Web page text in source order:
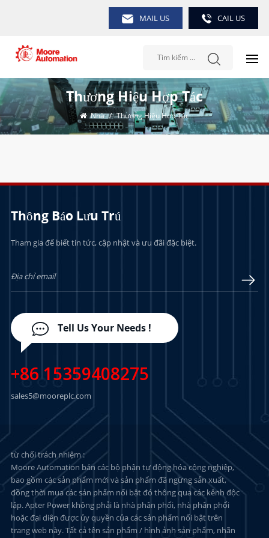
MAIL US CAIL US
Thương Hiệu Hợp Tác
Nhà / Thương Hiệu Hợp Tác
Thông Báo Lưu Trú
Tham gia để biết tin tức, cập nhật và ưu đãi đặc biệt.
Tell Us Your Needs !
+86 15359408275
sales5@mooreplc.com
từ chối trách nhiệm :
Moore Automation bán các bộ phận tự động hóa công nghiệp,
bao gồm các sản phẩm mới và sản phẩm đã ngừng sản xuất,
đồng thời mua các sản phẩm nổi bật đó thông qua các kênh độc
lập. Apter Power không phải là nhà phân phối, nhà phân phối
hoặc đại diện được ủy quyền của các sản phẩm nổi bật trên
trang web này. Tất cả tên sản phẩm / hình ảnh sản phẩm, nhãn